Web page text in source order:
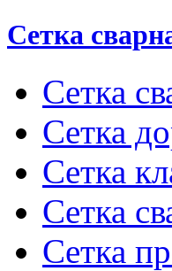
Сетка
Сетка
Сетка
Сетка
Сетка
Сетка